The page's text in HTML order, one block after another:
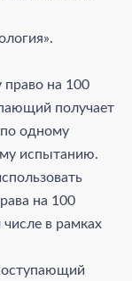
на 100
получает
по одному
испытанию.
на 100
в рамках